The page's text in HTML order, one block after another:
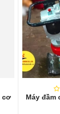
cơ
Máy đầm